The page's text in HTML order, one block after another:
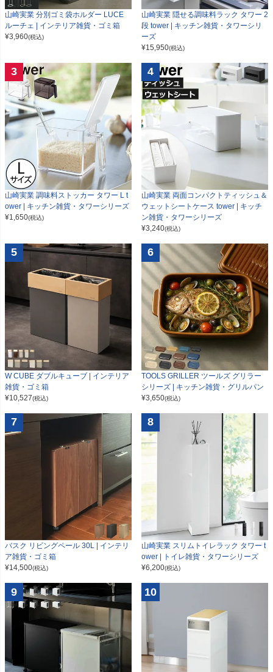
山崎実業 分別ゴミ袋ホルダー LUCE
ルーチェ | インテリア雑貨・ゴミ箱
¥3,960(税込)
山崎実業 隠せる調味料ラック タワー 2
段 tower | キッチン雑貨・タワーシリ
ーズ
¥15,950(税込)
3
山崎実業 調味料ストッカー タワー L t
ower | キッチン雑貨・タワーシリーズ
¥1,650(税込)
4
山崎実業 両面コンパクトティッシュ＆
ウェットシートケース tower | キッチ
ン雑貨・タワーシリーズ
¥3,240(税込)
5
W CUBE ダブルキューブ | インテリア
雑貨・ゴミ箱
¥10,527(税込)
6
TOOLS GRILLER ツールズ グリラー
シリーズ | キッチン雑貨・グリルパン
¥3,650(税込)
7
バスク リビングペール 30L | インテリ
ア雑貨・ゴミ箱
¥14,500(税込)
8
山崎実業 スリムトイレラック タワー t
ower | トイレ雑貨・タワーシリーズ
¥6,200(税込)
9 10